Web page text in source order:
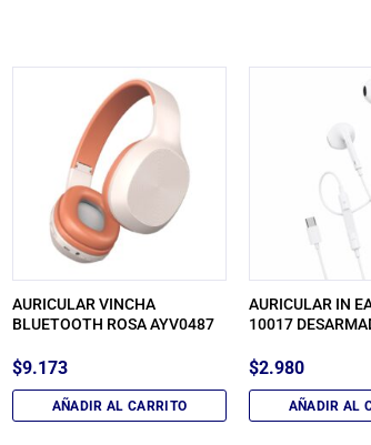
AURICULAR VINCHA
BLUETOOTH ROSA AYV0487
$9.173
AÑADIR AL CARRITO
AURICULAR IN
10017
$2.980
AÑADIR AL